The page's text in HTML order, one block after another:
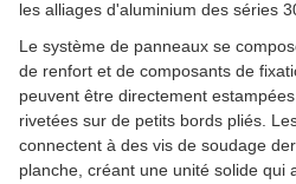
les alliages d'aluminium des séries
Le système de panneaux se
de renfort et de composants de
peuvent être directement
rivetées sur de petits bords pliés.
connectent à des vis de soudage
planche, créant une unité solide qui